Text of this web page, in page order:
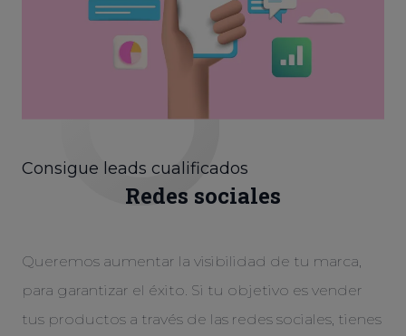
Consigue leads cualificados
Redes sociales
Queremos aumentar la visibilidad de tu marca,
para garantizar el éxito. Si tu objetivo es vender
tus productos a través de las redes sociales, tienes